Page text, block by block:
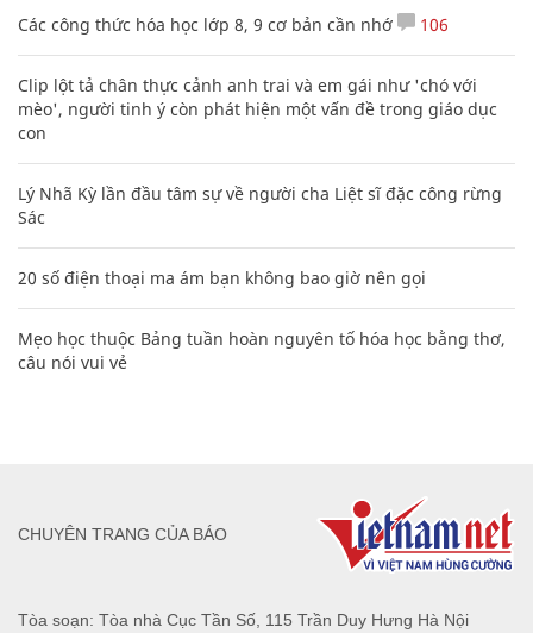
Các công thức hóa học lớp 8, 9 cơ bản cần nhớ 106
Clip lột tả chân thực cảnh anh trai và em gái như 'chó với
mèo', người tinh ý còn phát hiện một vấn đề trong giáo dục
con
Lý Nhã Kỳ lần đầu tâm sự về người cha Liệt sĩ đặc công rừng
Sác
20 số điện thoại ma ám bạn không bao giờ nên gọi
Mẹo học thuộc Bảng tuần hoàn nguyên tố hóa học bằng thơ,
câu nói vui vẻ
Tòa soạn: Tòa nhà Cục Tần Số, 115 Trần Duy Hưng Hà Nội
CHUYÊN TRANG CỦA BÁO